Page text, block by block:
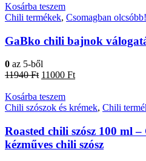
Kosárba teszem
Chili termékek, Csomagban olcsóbb!
GaBko chili bajnok
0 az 5-ből
11940Ft Original
was:
11940 Ft.
11000 FtCurrent
11000 Ft.
Kosárba teszem
Chili szószok és krémek, Chili
Roasted chili szósz 100 ml
kézműves chili szósz